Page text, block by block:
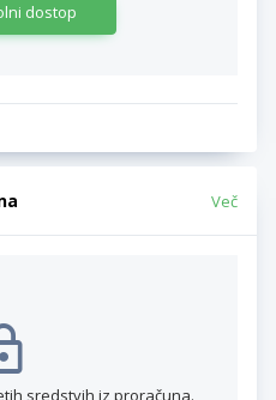
dostop
Več
sredstvih iz proračuna.